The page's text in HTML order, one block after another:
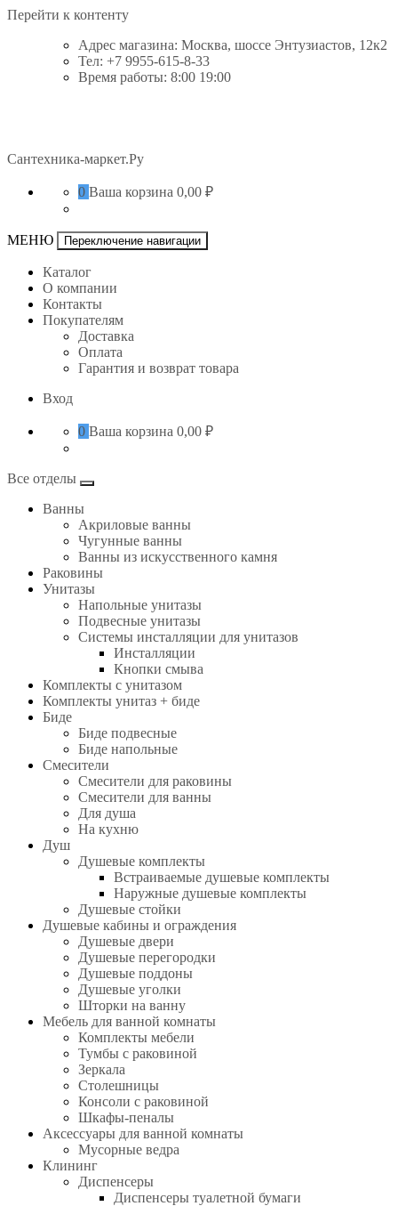
Перейти к контенту
Адрес магазина: Москва, шоссе Энтузиастов, 12к2
Тел: +7 9955-615-8-33
Время работы: 8:00 19:00
Сантехника-маркет.Ру
0 Ваша корзина 0,00 ₽
МЕНЮ Переключение навигации
Каталог
О компании
Контакты
Покупателям
Доставка
Оплата
Гарантия и возврат товара
Вход
0 Ваша корзина 0,00 ₽
Все отделы
Ванны
Акриловые ванны
Чугунные ванны
Ванны из искусственного камня
Раковины
Унитазы
Напольные унитазы
Подвесные унитазы
Системы инсталляции для унитазов
Инсталляции
Кнопки смыва
Комплекты с унитазом
Комплекты унитаз + биде
Биде
Биде подвесные
Биде напольные
Смесители
Смесители для раковины
Смесители для ванны
Для душа
На кухню
Душ
Душевые комплекты
Встраиваемые душевые комплекты
Наружные душевые комплекты
Душевые стойки
Душевые кабины и ограждения
Душевые двери
Душевые перегородки
Душевые поддоны
Душевые уголки
Шторки на ванну
Мебель для ванной комнаты
Комплекты мебели
Тумбы с раковиной
Зеркала
Столешницы
Консоли с раковиной
Шкафы-пеналы
Аксессуары для ванной комнаты
Мусорные ведра
Клининг
Диспенсеры
Диспенсеры туалетной бумаги